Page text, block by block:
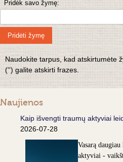
Pridėk savo žymę:
Pridėti žymę
Naudokite tarpus, kad atskirtumėte
('') galite atskirti frazes.
Naujienos
Kaip išvengti traumų aktyviai
2026-07-28
Vasarą
aktyviai -